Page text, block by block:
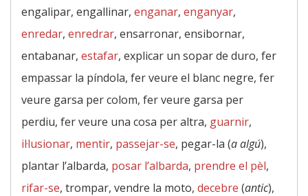
engalipar, engallinar, enganar, enganyar,
enredar, enredrar, ensarronar, ensibornar,
entabanar, estafar, explicar un sopar de duro, fer
empassar la píndola, fer veure el blanc negre, fer
veure garsa per colom, fer veure garsa per
perdiu, fer veure una cosa per altra, guarnir,
il·lusionar, mentir, passejar-se, pegar-la (a algú),
plantar l’albarda, posar l’albarda, prendre el pèl,
rifar-se, trompar, vendre la moto, decebre (antic),